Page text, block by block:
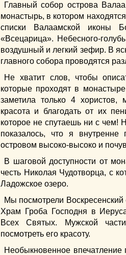
Главный собор острова
монастырь, в котором
списки Валаамской иконы
«Всецарица». Небесного-
воздушный и легкий зефир. В
главного собора проводятся
Не хватит слов, чтобы
которые проходят в
заметила только 4
красота и благодать от их
которое не спутаешь ни с чем!
показалось, что я
островом высоко-высоко и
В шаговой доступности от
честь Николая Чудотворца, с
Ладожское озеро.
Мы посмотрели Воскресенский
Храм Гроба Господня в
Всех Святых. Мужской
посмотреть его красоту.
Необыкновенное